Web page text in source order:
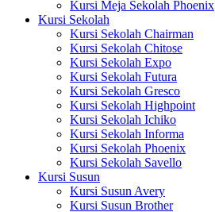
Kursi Meja Sekolah Phoenix
Kursi Sekolah
Kursi Sekolah Chairman
Kursi Sekolah Chitose
Kursi Sekolah Expo
Kursi Sekolah Futura
Kursi Sekolah Gresco
Kursi Sekolah Highpoint
Kursi Sekolah Ichiko
Kursi Sekolah Informa
Kursi Sekolah Phoenix
Kursi Sekolah Savello
Kursi Susun
Kursi Susun Avery
Kursi Susun Brother